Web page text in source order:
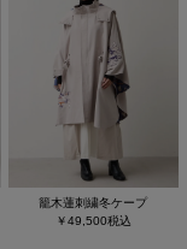
籠木蓮刺繍冬ケープ
￥49,500税込